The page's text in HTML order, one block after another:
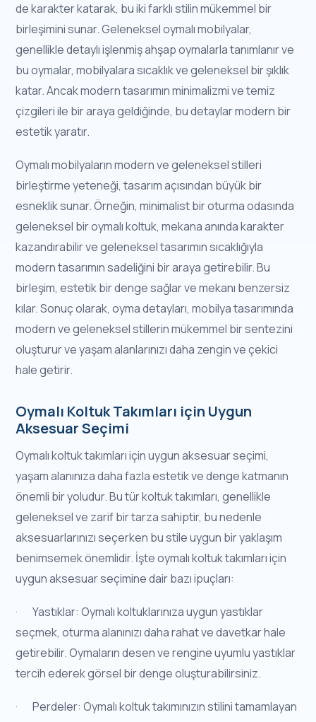
de karakter katarak, bu iki farklı stilin mükemmel bir
birleşimini sunar. Geleneksel oymalı mobilyalar,
genellikle detaylı işlenmiş ahşap oymalarla tanımlanır ve
bu oymalar, mobilyalara sıcaklık ve geleneksel bir şıklık
katar. Ancak modern tasarımın minimalizmi ve temiz
çizgileri ile bir araya geldiğinde, bu detaylar modern bir
estetik yaratır.
Oymalı mobilyaların modern ve geleneksel stilleri
birleştirme yeteneği, tasarım açısından büyük bir
esneklik sunar. Örneğin, minimalist bir oturma odasında
geleneksel bir oymalı koltuk, mekana anında karakter
kazandırabilir ve geleneksel tasarımın sıcaklığıyla
modern tasarımın sadeliğini bir araya getirebilir. Bu
birleşim, estetik bir denge sağlar ve mekanı benzersiz
kılar. Sonuç olarak, oyma detayları, mobilya tasarımında
modern ve geleneksel stillerin mükemmel bir sentezini
oluşturur ve yaşam alanlarınızı daha zengin ve çekici
hale getirir.
Oymalı Koltuk Takımları için Uygun
Aksesuar Seçimi
Oymalı koltuk takımları için uygun aksesuar seçimi,
yaşam alanınıza daha fazla estetik ve denge katmanın
önemli bir yoludur. Bu tür koltuk takımları, genellikle
geleneksel ve zarif bir tarza sahiptir, bu nedenle
aksesuarlarınızı seçerken bu stile uygun bir yaklaşım
benimsemek önemlidir. İşte oymalı koltuk takımları için
uygun aksesuar seçimine dair bazı ipuçları:
· Yastıklar: Oymalı koltuklarınıza uygun yastıklar
seçmek, oturma alanınızı daha rahat ve davetkar hale
getirebilir. Oymaların desen ve rengine uyumlu yastıklar
tercih ederek görsel bir denge oluşturabilirsiniz.
· Perdeler: Oymalı koltuk takımınızın stilini tamamlayan